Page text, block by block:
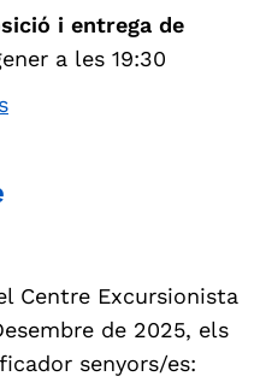
i entrega de
a les 19:30
Centre Excursionista
de 2025, els
senyors/es: